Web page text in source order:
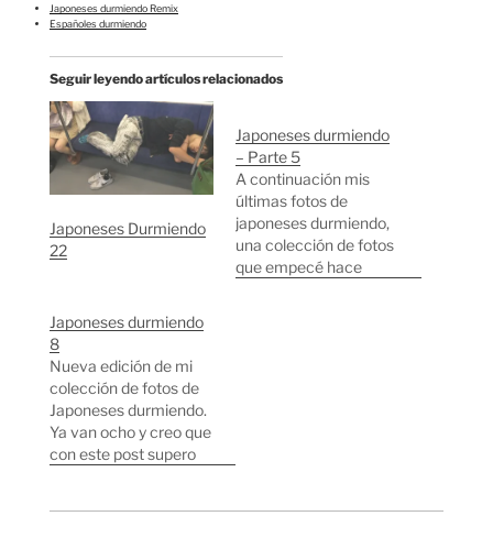
Japoneses durmiendo Remix
Españoles durmiendo
Seguir leyendo artículos relacionados
Japoneses Durmiendo
22
Japoneses durmiendo
– Parte 5
A continuación mis
últimas fotos de
japoneses durmiendo,
una colección de fotos
que empecé hace
fotos de las series
Japoneses durmiendo
8
Nueva edición de mi
colección de fotos de
Japoneses durmiendo.
Ya van ocho y creo que
con este post supero